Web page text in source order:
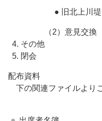
● 旧北上川堤防整
（2）意見交換
4. その他
5. 閉会
配布資料
下の関連ファイルより